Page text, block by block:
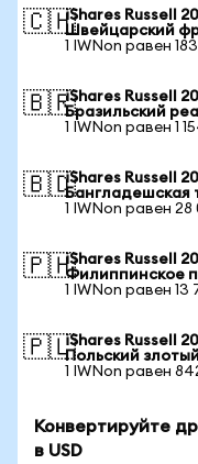
🇨🇭iShares Russell
Швейцарский
1 IWNon равен
🇧🇷iShares Russell
Бразильский
1 IWNon равен 1
🇧🇩iShares Russell
Бангладешская
1 IWNon равен 28
🇵🇭iShares Russell
Филиппинское
1 IWNon равен 13
🇵🇱iShares Russell
Польский
1 IWNon равен
Конвертируйте
в USD